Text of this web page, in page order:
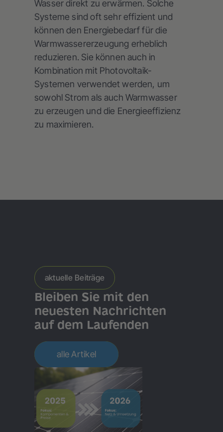
Wasser direkt zu erwärmen. Solche
Systeme sind oft sehr effizient und
können den Energiebedarf für die
Warmwassererzeugung erheblich
reduzieren. Sie können auch in
Kombination mit Photovoltaik-
Systemen verwendet werden, um
sowohl Strom als auch Warmwasser
zu erzeugen und die Energieeffizienz
zu maximieren.
aktuelle Beiträge
Bleiben Sie mit den
neuesten Nachrichten
auf dem Laufenden
alle Artikel